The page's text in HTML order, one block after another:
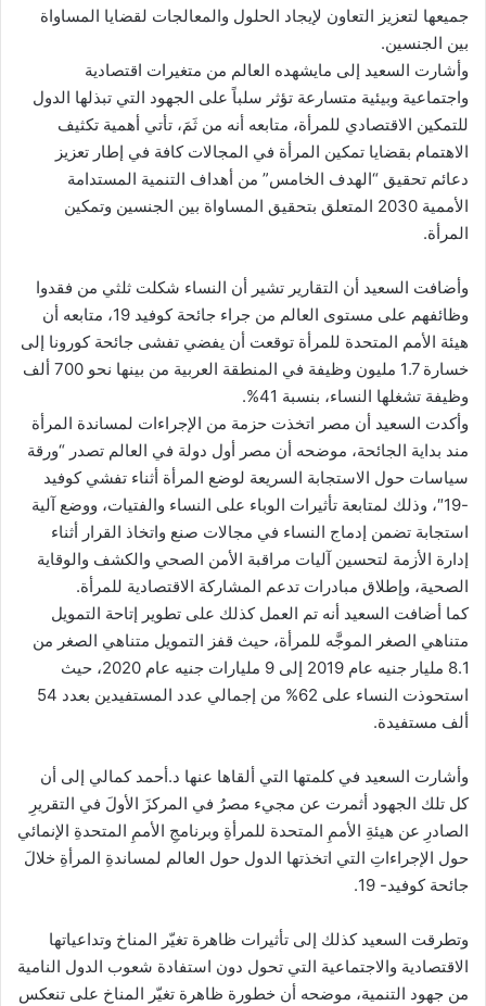
جميعها لتعزيز التعاون لإيجاد الحلول والمعالجات لقضايا المساواة
بين الجنسين.
وأشارت السعيد إلى مايشهده العالم من متغيرات اقتصادية
واجتماعية وبيئية متسارعة تؤثر سلباً على الجهود التي تبذلها الدول
للتمكين الاقتصادي للمرأة، متابعه أنه من ثَمَ، تأتي أهمية تكثيف
الاهتمام بقضايا تمكين المرأة في المجالات كافة في إطار تعزيز
دعائم تحقيق “الهدف الخامس” من أهداف التنمية المستدامة
الأممية 2030 المتعلق بتحقيق المساواة بين الجنسين وتمكين
المرأة.
وأضافت السعيد أن التقارير تشير أن النساء شكلت ثلثي من فقدوا
وظائفهم على مستوى العالم من جراء جائحة كوفيد 19، متابعه أن
هيئة الأمم المتحدة للمرأة توقعت أن يفضي تفشى جائحة كورونا إلى
خسارة 1.7 مليون وظيفة في المنطقة العربية من بينها نحو 700 ألف
وظيفة تشغلها النساء، بنسبة 41%.
وأكدت السعيد أن مصر اتخذت حزمة من الإجراءات لمساندة المرأة
مند بداية الجائحة، موضحه أن مصر أول دولة في العالم تصدر “ورقة
سياسات حول الاستجابة السريعة لوضع المرأة أثناء تفشي كوفيد
-19″، وذلك لمتابعة تأثيرات الوباء على النساء والفتيات، ووضع آلية
استجابة تضمن إدماج النساء في مجالات صنع واتخاذ القرار أثناء
إدارة الأزمة لتحسين آليات مراقبة الأمن الصحي والكشف والوقاية
الصحية، وإطلاق مبادرات تدعم المشاركة الاقتصادية للمرأة.
كما أضافت السعيد أنه تم العمل كذلك على تطوير إتاحة التمويل
متناهي الصغر الموجَّه للمرأة، حيث قفز التمويل متناهي الصغر من
8.1 مليار جنيه عام 2019 إلى 9 مليارات جنيه عام 2020، حيث
استحوذت النساء على 62% من إجمالي عدد المستفيدين بعدد 54
ألف مستفيدة.
وأشارت السعيد في كلمتها التي ألقاها عنها د.أحمد كمالي إلى أن
كل تلك الجهود أثمرت عن مجيء مصرُ في المركزَ الأولَ في التقريرِ
الصادرِ عن هيئةِ الأممِ المتحدة للمرأةِ وبرنامجِ الأممِ المتحدةِ الإنمائي
حول الإجراءاتِ التي اتخذتها الدول حول العالم لمساندةِ المرأةِ خلالَ
جائحة كوفيد- 19.
وتطرقت السعيد كذلك إلى تأثيرات ظاهرة تغيّر المناخ وتداعياتها
الاقتصادية والاجتماعية التي تحول دون استفادة شعوب الدول النامية
من جهود التنمية، موضحه أن خطورة ظاهرة تغيّر المناخ على تنعكس